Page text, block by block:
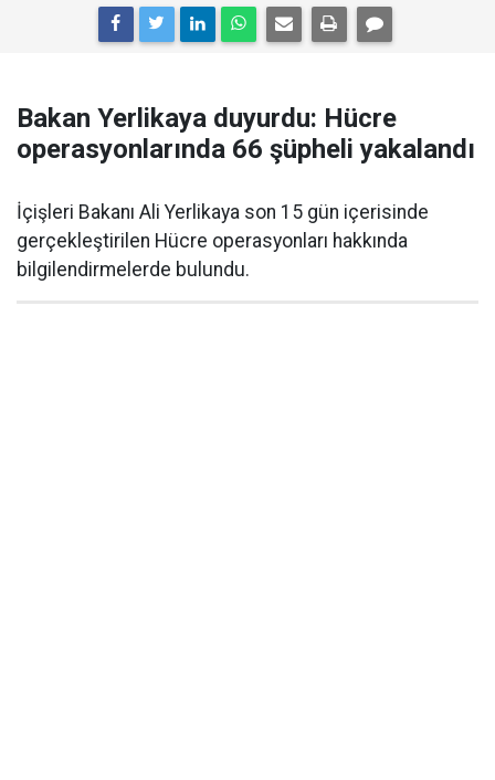
Bakan Yerlikaya duyurdu: Hücre
operasyonlarında 66 şüpheli yakalandı
İçişleri Bakanı Ali Yerlikaya son 15 gün içerisinde
gerçekleştirilen Hücre operasyonları hakkında
bilgilendirmelerde bulundu.